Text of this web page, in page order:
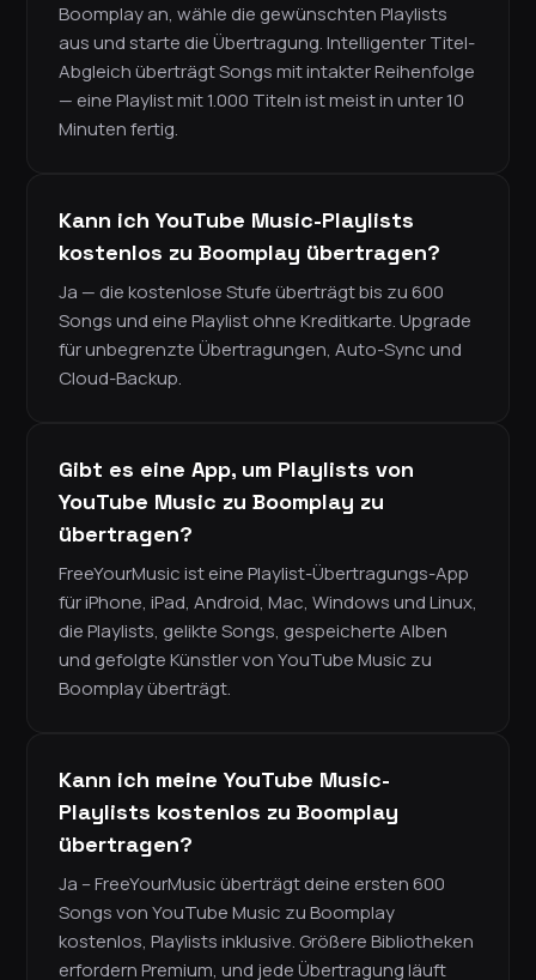
Boomplay an, wähle die gewünschten Playlists
aus und starte die Übertragung. Intelligenter Titel-
Abgleich überträgt Songs mit intakter Reihenfolge
— eine Playlist mit 1.000 Titeln ist meist in unter 10
Minuten fertig.
Kann ich YouTube Music-Playlists
kostenlos zu Boomplay übertragen?
Ja — die kostenlose Stufe überträgt bis zu 600
Songs und eine Playlist ohne Kreditkarte. Upgrade
für unbegrenzte Übertragungen, Auto-Sync und
Cloud-Backup.
Gibt es eine App, um Playlists von
YouTube Music zu Boomplay zu
übertragen?
FreeYourMusic ist eine Playlist-Übertragungs-App
für iPhone, iPad, Android, Mac, Windows und Linux,
die Playlists, gelikte Songs, gespeicherte Alben
und gefolgte Künstler von YouTube Music zu
Boomplay überträgt.
Kann ich meine YouTube Music-
Playlists kostenlos zu Boomplay
übertragen?
Ja – FreeYourMusic überträgt deine ersten 600
Songs von YouTube Music zu Boomplay
kostenlos, Playlists inklusive. Größere Bibliotheken
erfordern Premium, und jede Übertragung läuft